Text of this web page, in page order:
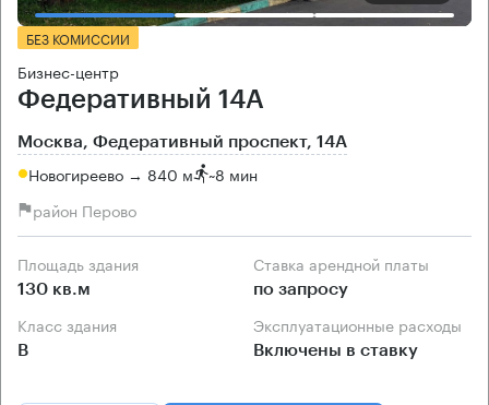
БЕЗ КОМИССИИ
Бизнес-центр
Федеративный 14А
Москва, Федеративный проспект, 14А
Новогиреево → 840 м ~8 мин
район Перово
Площадь здания
130 кв.м
Ставка арендной платы
по запросу
Класс здания
B
Эксплуатационные расходы
Включены в ставку